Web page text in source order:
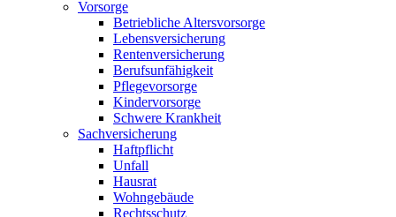
Vorsorge
Betriebliche Altersvorsorge
Lebensversicherung
Rentenversicherung
Berufsunfähigkeit
Pflegevorsorge
Kindervorsorge
Schwere Krankheit
Sachversicherung
Haftpflicht
Unfall
Hausrat
Wohngebäude
Rechtsschutz